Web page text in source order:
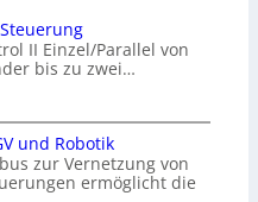
II Einzel/Parallel von
bis zu zwei…
und Robotik
zur Vernetzung von
ermöglicht die